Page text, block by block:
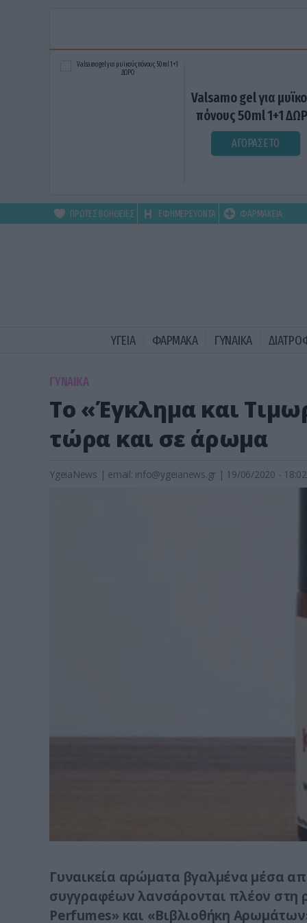
Valsamo gel για
πόνους 50ml 1+1
ΑΓΟΡΑΣΕ ΤΟ
ΠΡΩΤΕΣ ΒΟΗΘΕΙΕΣ ΕΦΗΜΕΡΕΥΟΝΤΑ ΦΑΡΜΑΚΕΙΑ
ΥΓΕΙΑ ΦΑΡΜΑΚΑ ΓΥΝΑΙΚΑ
ΓΥΝΑΙΚΑ
Το «Έγκλημα και
τώρα και σε άρωμα
YgeiaNews | email: info@ygeianews.gr | 19/06/2020 - 18:02
Γυναικεία αρώματα βγαλμένα μέσα
συγγραφέων λανσάρονται πλέον στη
Perfumes» και «Βιβλιοθήκη